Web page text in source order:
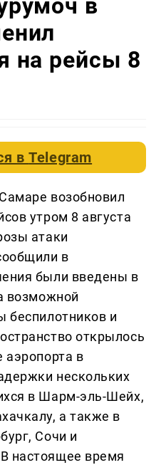
в
на рейсы 8
вTelegram
возобновил
утром 8 августа
атаки
в
были введены в
возможной
беспилотников и
открылось
аэропорта в
нескольких
в Шарм-эль-Шейх,
а также в
Сочи и
настоящее время